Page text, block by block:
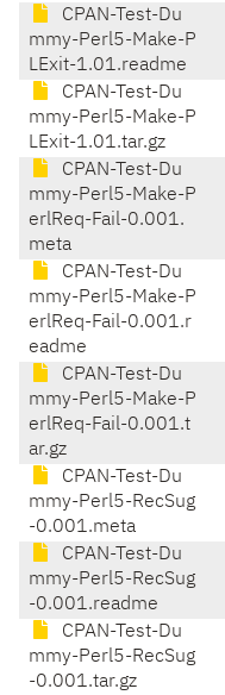
CPAN-Test-Du
mmy-Perl5-Make-P
LExit-1.01.readme
CPAN-Test-Du
mmy-Perl5-Make-P
LExit-1.01.tar.gz
CPAN-Test-Du
mmy-Perl5-Make-P
erlReq-Fail-0.001.
meta
CPAN-Test-Du
mmy-Perl5-Make-P
erlReq-Fail-0.001.r
eadme
CPAN-Test-Du
mmy-Perl5-Make-P
erlReq-Fail-0.001.t
ar.gz
CPAN-Test-Du
mmy-Perl5-RecSug
-0.001.meta
CPAN-Test-Du
mmy-Perl5-RecSug
-0.001.readme
CPAN-Test-Du
mmy-Perl5-RecSug
-0.001.tar.gz